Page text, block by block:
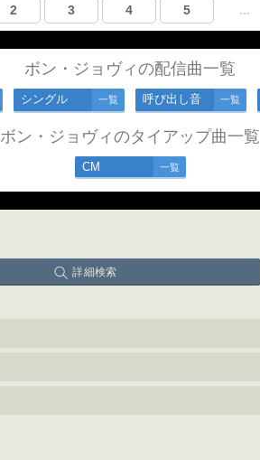
2 3 4 5 ...
ボン・ジョヴィの配信曲一覧
シングル 一覧 呼び出し音 一覧
ボン・ジョヴィのタイアップ曲一覧
CM 一覧
詳細検索